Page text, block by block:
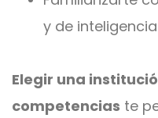
y de
Elegir una
competencias te